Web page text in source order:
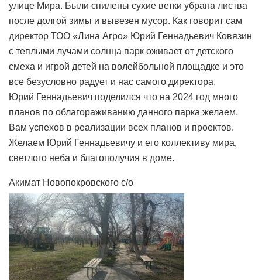
улице Мира. Были спилены сухие ветки убрана листва
после долгой зимы и вывезен мусор. Как говорит сам
директор ТОО «Лина Агро» Юрий Геннадьевич Ковязин
с теплыми лучами солнца парк оживает от детского
смеха и игрой детей на волейбольной площадке и это
все безусловно радует и нас самого директора.
Юрий Геннадьевич поделился что на 2024 год много
планов по облагораживанию данного парка желаем.
Вам успехов в реализации всех планов и проектов.
Желаем Юрий Геннадьевичу и его коллективу мира,
светлого неба и благополучия в доме.
Акимат Новопокровского с/о